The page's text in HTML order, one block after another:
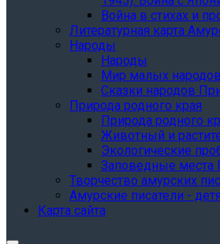
Война в стихах и
Литературная карта
Народы
Народы
Мир малых народов
Сказки народов
Природа родного края
Природа родного
Животный и
Экологические
Заповедные места
Творчество амурских
Амурские писатели -
Карта сайта